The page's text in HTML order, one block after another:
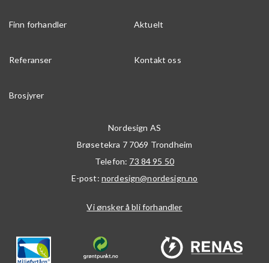
Finn forhandler Aktuelt
Referanser Kontakt oss
Brosjyrer
Nordesign AS
Brøsetekra 7 7069 Trondheim
Telefon: 73 84 95 50
E-post: nordesign@nordesign.no
Vi ønsker å bli forhandler